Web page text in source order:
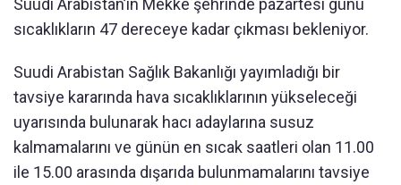
Suudi Arabistan’ın Mekke şehrinde pazartesi günü
sıcaklıkların 47 dereceye kadar çıkması bekleniyor.
Suudi Arabistan Sağlık Bakanlığı yayımladığı bir
tavsiye kararında hava sıcaklıklarının yükseleceği
uyarısında bulunarak hacı adaylarına susuz
kalmamalarını ve günün en sıcak saatleri olan 11.00
ile 15.00 arasında dışarıda bulunmamalarını tavsiye